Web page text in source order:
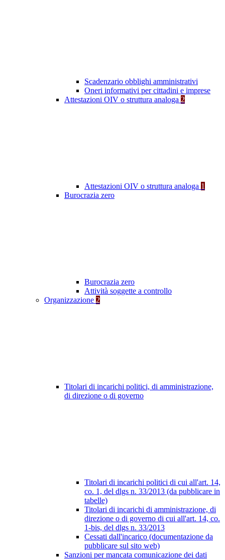
Scadenzario obblighi amministrativi
Oneri informativi per cittadini e imprese
Attestazioni OIV o struttura analoga 2
Attestazioni OIV o struttura analoga 1
Burocrazia zero
Burocrazia zero
Attività soggette a controllo
Organizzazione 2
Titolari di incarichi politici, di amministrazione,
di direzione o di governo
Titolari di incarichi politici di cui all'art. 14,
co. 1, del dlgs n. 33/2013 (da pubblicare in
tabelle)
Titolari di incarichi di amministrazione, di
direzione o di governo di cui all'art. 14, co.
1-bis, del dlgs n. 33/2013
Cessati dall'incarico (documentazione da
pubblicare sul sito web)
Sanzioni per mancata comunicazione dei dati